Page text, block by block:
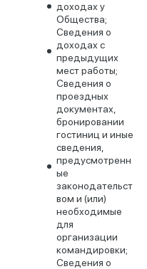
доходах у
Общества;
Сведения о
доходах с
предыдущих
мест работы;
Сведения о
проездных
документах,
бронировании
гостиниц и иные
сведения,
предусмотренн
ые
законодательст
вом и (или)
необходимые
для
организации
командировки;
Сведения о